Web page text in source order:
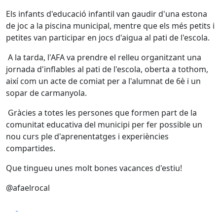
Els infants d'educació infantil van gaudir d'una estona
de joc a la piscina municipal, mentre que els més petits i
petites van participar en jocs d'aigua al pati de l'escola.
A la tarda, l'AFA va prendre el relleu organitzant una
jornada d'inflables al pati de l'escola, oberta a tothom,
així com un acte de comiat per a l'alumnat de 6è i un
sopar de carmanyola.
Gràcies a totes les persones que formen part de la
comunitat educativa del municipi per fer possible un
nou curs ple d'aprenentatges i experiències
compartides.
Que tingueu unes molt bones vacances d'estiu!
@afaelrocal